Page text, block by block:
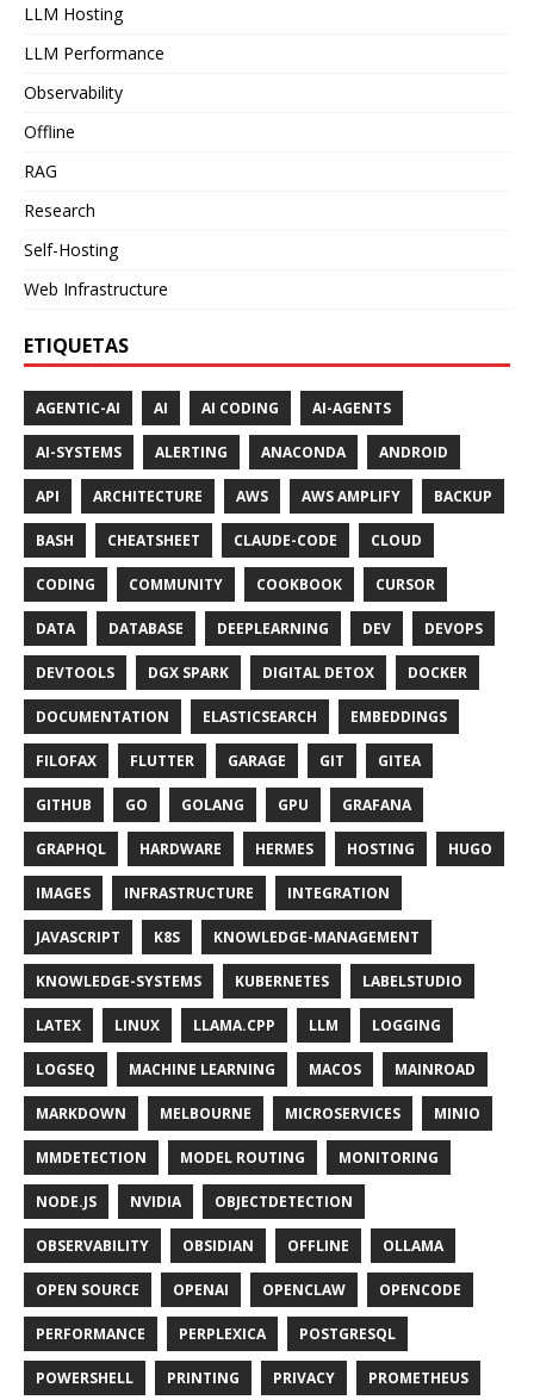
LLM Hosting
LLM Performance
Observability
Offline
RAG
Research
Self-Hosting
Web Infrastructure
ETIQUETAS
AGENTIC-AI AI AI CODING AI-AGENTS
AI-SYSTEMS ALERTING ANACONDA ANDROID
API ARCHITECTURE AWS AWS AMPLIFY BACKUP
BASH CHEATSHEET CLAUDE-CODE CLOUD
CODING COMMUNITY COOKBOOK CURSOR
DATA DATABASE DEEPLEARNING DEV DEVOPS
DEVTOOLS DGX SPARK DIGITAL DETOX DOCKER
DOCUMENTATION ELASTICSEARCH EMBEDDINGS
FILOFAX FLUTTER GARAGE GIT GITEA
GITHUB GO GOLANG GPU GRAFANA
GRAPHQL HARDWARE HERMES HOSTING HUGO
IMAGES INFRASTRUCTURE INTEGRATION
JAVASCRIPT K8S KNOWLEDGE-MANAGEMENT
KNOWLEDGE-SYSTEMS KUBERNETES LABELSTUDIO
LATEX LINUX LLAMA.CPP LLM LOGGING
LOGSEQ MACHINE LEARNING MACOS MAINROAD
MARKDOWN MELBOURNE MICROSERVICES MINIO
MMDETECTION MODEL ROUTING MONITORING
NODE.JS NVIDIA OBJECTDETECTION
OBSERVABILITY OBSIDIAN OFFLINE OLLAMA
OPEN SOURCE OPENAI OPENCLAW OPENCODE
PERFORMANCE PERPLEXICA POSTGRESQL
POWERSHELL PRINTING PRIVACY PROMETHEUS